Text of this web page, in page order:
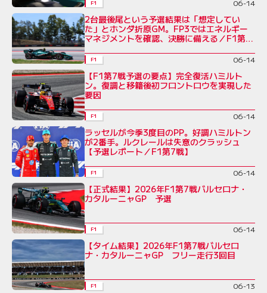
F1 06-14
2台最後尾という予選結果は「想定してい
た」とホンダ折原GM。FP3ではエネルギー
マネジメントを確認、決勝に備える／F1第7
F1 06-14
【F1第7戦予選の要点】完全復活ハミルト
ン。復調と移籍後初フロントロウを実現した
要因
F1 06-14
ラッセルが今季3度目のPP。好調ハミルトン
が2番手。ルクレールは失意のクラッシュ
【予選レポート／F1第7戦】
F1 06-14
【正式結果】2026年F1第7戦バルセロナ・
カタルーニャGP 予選
F1 06-14
【タイム結果】2026年F1第7戦バルセロ
ナ・カタルーニャGP フリー走行3回目
F1 06-13